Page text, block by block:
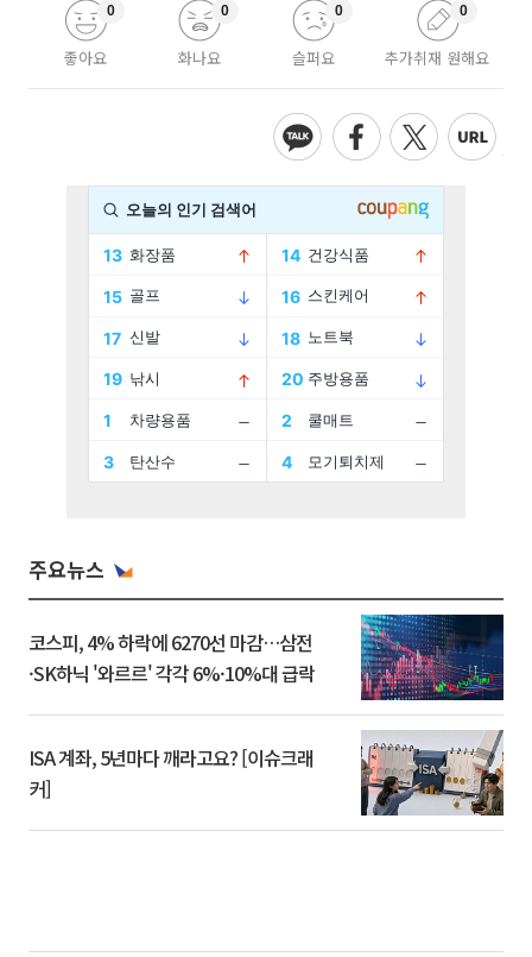
좋아요
0
화나요
0
슬퍼요
0
추가취재 원해요
0
주요뉴스
코스피, 4% 하락에 6270선 마감…삼전
·SK하닉 '와르르' 각각 6%·10%대 급락
ISA 계좌, 5년마다 깨라고요? [이슈크래
커]